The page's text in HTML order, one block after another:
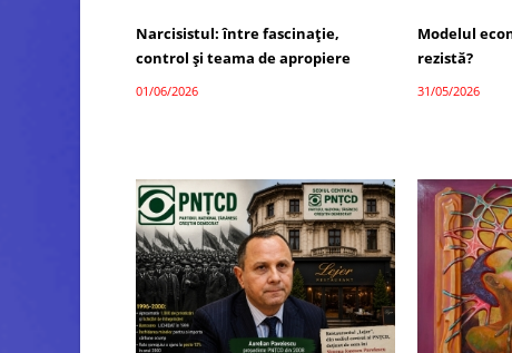
Narcisistul: între fascinație,
control și teama de apropiere
01/06/2026
Modelul
rezistă?
31/05/2026